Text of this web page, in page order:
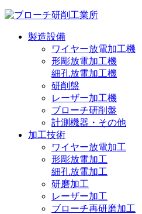
製造設備
ワイヤー放電加工機
形彫放電加工機
細孔放電加工機
研削盤
レーザー加工機
ブローチ研削盤
計測機器・その他
加工技術
ワイヤー放電加工
形彫放電加工
細孔放電加工
研磨加工
レーザー加工
ブローチ再研磨加工